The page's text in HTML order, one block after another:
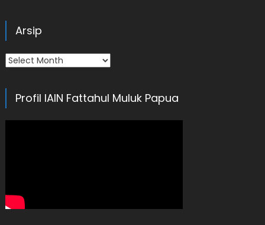
Arsip
Arsip
Profil IAIN Fattahul Muluk Papua